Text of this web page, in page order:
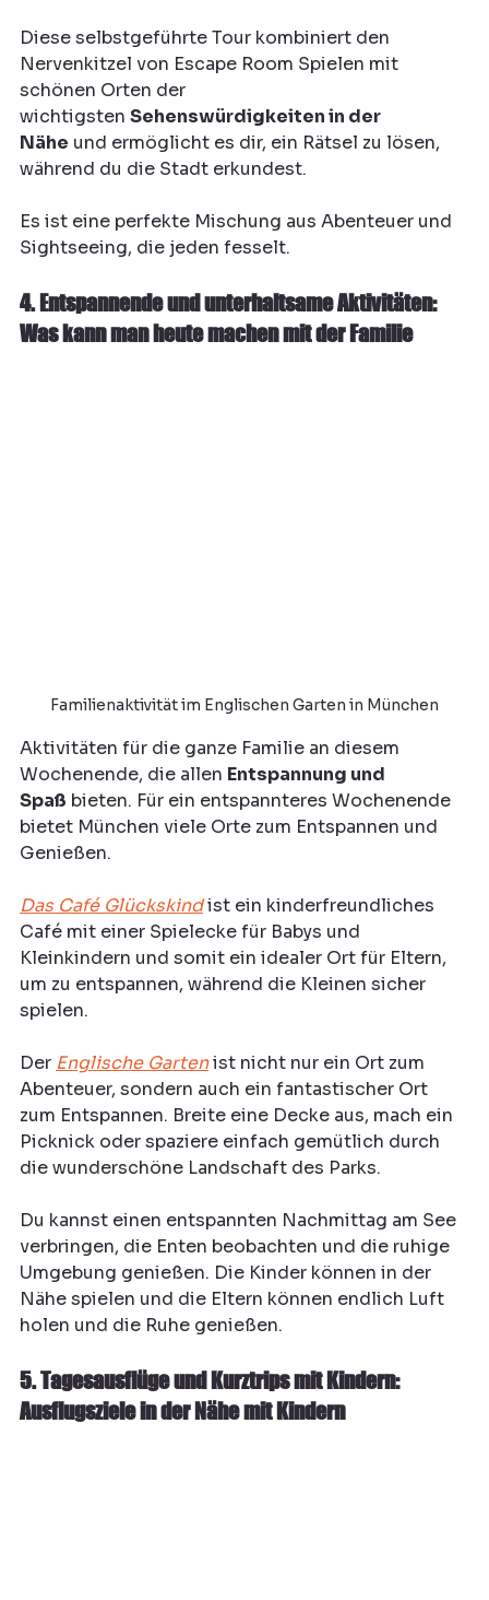
Diese selbstgeführte Tour kombiniert den
Nervenkitzel von Escape Room Spielen mit
schönen Orten der
wichtigsten Sehenswürdigkeiten in der
Nähe und ermöglicht es dir, ein Rätsel zu lösen,
während du die Stadt erkundest.
Es ist eine perfekte Mischung aus Abenteuer und
Sightseeing, die jeden fesselt.
4. Entspannende und unterhaltsame Aktivitäten:
Was kann man heute machen mit der Familie
Familienaktivität im Englischen Garten in München
Aktivitäten für die ganze Familie an diesem
Wochenende, die allen Entspannung und
Spaß bieten. Für ein entspannteres Wochenende
bietet München viele Orte zum Entspannen und
Genießen.
Das Café Glückskind ist ein kinderfreundliches
Café mit einer Spielecke für Babys und
Kleinkindern und somit ein idealer Ort für Eltern,
um zu entspannen, während die Kleinen sicher
spielen.
Der Englische Garten ist nicht nur ein Ort zum
Abenteuer, sondern auch ein fantastischer Ort
zum Entspannen. Breite eine Decke aus, mach ein
Picknick oder spaziere einfach gemütlich durch
die wunderschöne Landschaft des Parks.
Du kannst einen entspannten Nachmittag am See
verbringen, die Enten beobachten und die ruhige
Umgebung genießen. Die Kinder können in der
Nähe spielen und die Eltern können endlich Luft
holen und die Ruhe genießen.
5. Tagesausflüge und Kurztrips mit Kindern:
Ausflugsziele in der Nähe mit Kindern